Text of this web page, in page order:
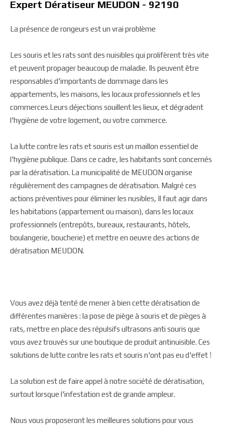
Expert Dératiseur MEUDON - 92190
La présence de rongeurs est un vrai problème
Les souris et les rats sont des nuisibles qui prolifèrent très vite
et peuvent propager beaucoup de maladie. Ils peuvent être
responsables d'importants de dommage dans les
appartements, les maisons, les locaux professionnels et les
commerces.Leurs déjections souillent les lieux, et dégradent
l'hygiène de votre logement, ou votre commerce.
La lutte contre les rats et souris est un maillon essentiel de
l'hygiène publique. Dans ce cadre, les habitants sont concernés
par la dératisation. La municipalité de MEUDON organise
régulièrement des campagnes de dératisation. Malgré ces
actions préventives pour éliminer les nusibles, Il faut agir dans
les habitations (appartement ou maison), dans les locaux
professionnels (entrepôts, bureaux, restaurants, hôtels,
boulangerie, boucherie) et mettre en oeuvre des actions de
dératisation MEUDON.
Vous avez déjà tenté de mener à bien cette dératisation de
différentes manières : la pose de piège à souris et de pièges à
rats, mettre en place des répulsifs ultrasons anti souris que
vous avez trouvés sur une boutique de produit antinuisible. Ces
solutions de lutte contre les rats et souris n'ont pas eu d'effet !
La solution est de faire appel à notre société de dératisation,
surtout lorsque l'infestation est de grande ampleur.
Nous vous proposeront les meilleures solutions pour vous